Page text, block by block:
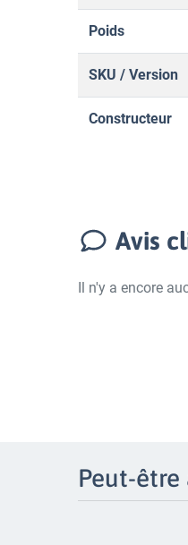
Poids
SKU / Version
Constructeur
Avis
Il n'y a encore
Peut-être